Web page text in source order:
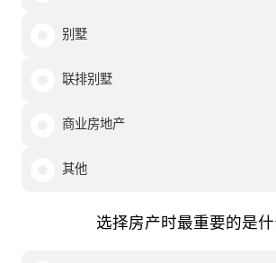
别墅
联排别墅
商业房地产
其他
选择房产时最重要的是什